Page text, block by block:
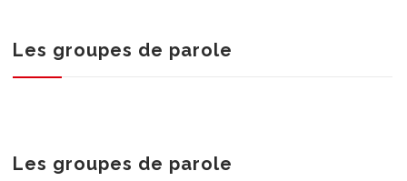
Les groupes de parole
Les groupes de parole